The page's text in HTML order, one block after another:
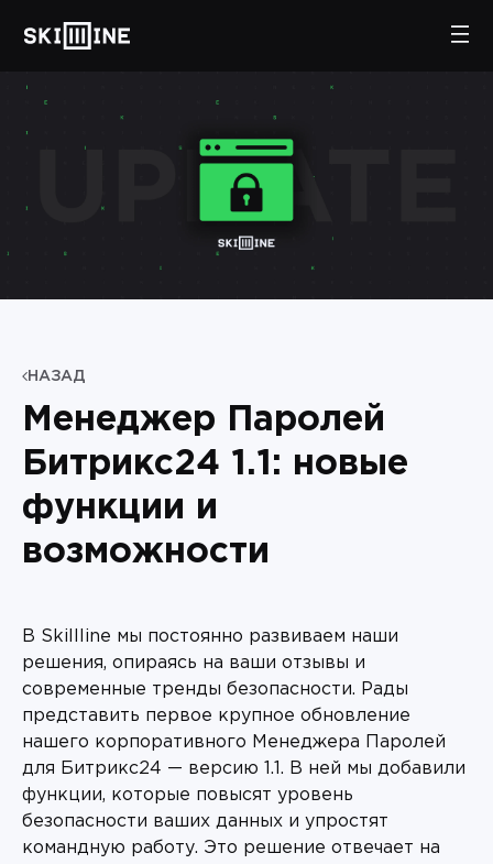
НАЗАД
Менеджер Паролей
Битрикс24 1.1: новые
функции и
возможности
В Skillline мы постоянно развиваем наши
решения, опираясь на ваши отзывы и
современные тренды безопасности. Рады
представить первое крупное обновление
нашего корпоративного Менеджера Паролей
для Битрикс24 — версию 1.1. В ней мы добавили
функции, которые повысят уровень
безопасности ваших данных и упростят
командную работу. Это решение отвечает на